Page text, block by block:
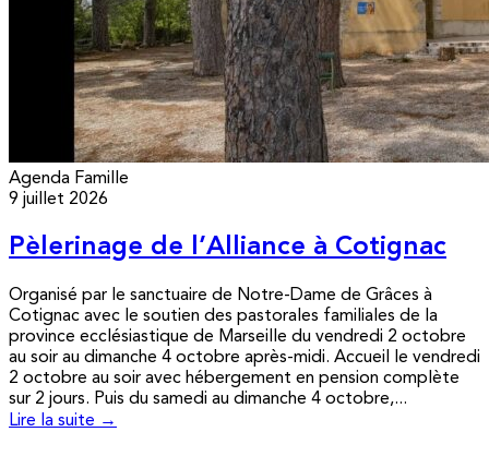
Agenda Famille
9 juillet 2026
Pèlerinage de l’Alliance à Cotignac
Organisé par le sanctuaire de Notre-Dame de Grâces à
Cotignac avec le soutien des pastorales familiales de la
province ecclésiastique de Marseille du vendredi 2 octobre
au soir au dimanche 4 octobre après-midi. Accueil le vendredi
2 octobre au soir avec hébergement en pension complète
sur 2 jours. Puis du samedi au dimanche 4 octobre,...
Lire la suite →